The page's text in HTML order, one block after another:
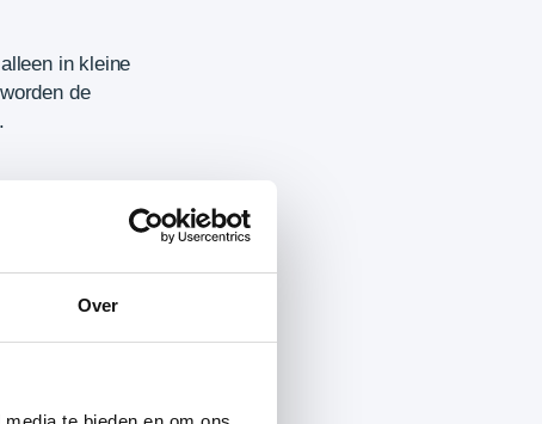
Over
in kleine
de